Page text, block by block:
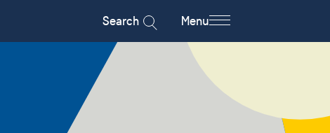
Search Menu